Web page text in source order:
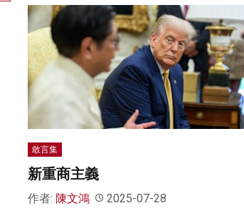
敢言集
新重商主義
作者: 陳文鴻 2025-07-28